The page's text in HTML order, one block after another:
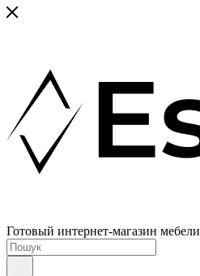
Готовый интернет-магазин мебели